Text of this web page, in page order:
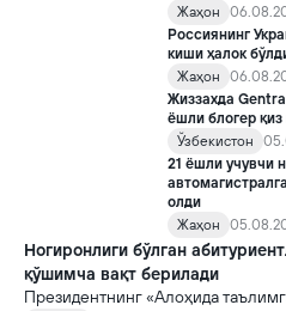
Жаҳон
Россиянинг
киши ҳалок
Жаҳон
Жиззахда Gentra
ёшли блогер
Ўзбекистон
21 ёшли учувчи
олди
Жаҳон
Ногиронлиги бўлган
қўшимча вақт берилади
Президентнинг «Алоҳида